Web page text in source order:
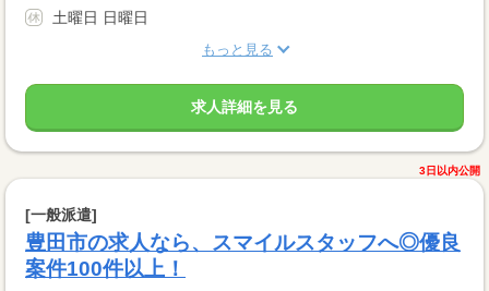
土曜日 日曜日
もっと見る
求人詳細を見る
3日以内公開
[一般派遣]
豊田市の求人なら、スマイルスタッフへ◎優良
案件100件以上！